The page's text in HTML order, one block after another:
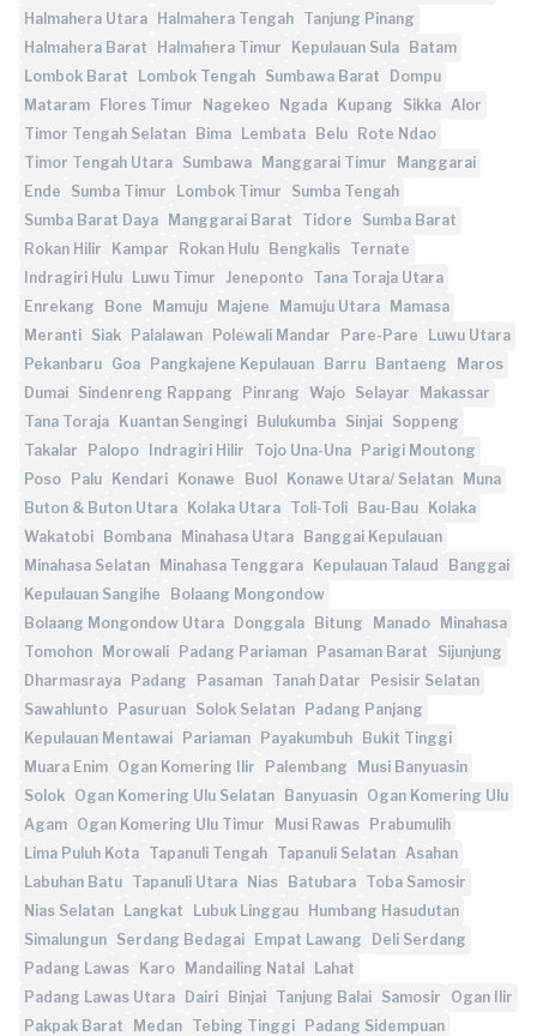
Halmahera Utara Halmahera Tengah Tanjung Pinang
Halmahera Barat
Halmahera Timur Kepulauan Sula
Batam
Lombok Barat
Lombok Tengah Sumbawa Barat
Dompu
Mataram
Flores Timur Nagekeo Ngada Kupang Sikka Alor
Timor Tengah Selatan
Bima Lembata Belu
Rote Ndao
Timor Tengah Utara Sumbawa Manggarai Timur
Manggarai
Ende
Sumba Timur Lombok Timur
Sumba Tengah
Sumba Barat Daya
Manggarai Barat Tidore
Sumba Barat
Rokan Hilir
Kampar Rokan Hulu Bengkalis Ternate
Indragiri Hulu
Luwu Timur Jeneponto Tana Toraja Utara
Enrekang
Bone Mamuju Majene Mamuju Utara
Mamasa
Meranti Siak Palalawan Polewali Mandar Pare-Pare
Luwu Utara
Pekanbaru Goa Pangkajene Kepulauan Barru Bantaeng
Maros
Dumai Sindenreng Rappang Pinrang Wajo Selayar
Makassar
Tana Toraja
Kuantan Sengingi Bulukumba Sinjai Soppeng
Takalar
Palopo Indragiri Hilir Tojo Una-Una
Parigi Moutong
Poso
Palu Kendari Konawe Buol Konawe Utara/ Selatan
Muna
Buton & Buton Utara
Kolaka Utara Toli-Toli Bau-Bau
Kolaka
Wakatobi
Bombana Minahasa Utara
Banggai Kepulauan
Minahasa Selatan
Minahasa Tenggara Kepulauan Talaud
Banggai
Kepulauan Sangihe
Bolaang Mongondow
Bolaang Mongondow Utara
Donggala Bitung Manado
Minahasa
Tomohon
Morowali Padang Pariaman Pasaman Barat
Sijunjung
Dharmasraya
Padang Pasaman Tanah Datar
Pesisir Selatan
Sawahlunto
Pasuruan Solok Selatan
Padang Panjang
Kepulauan Mentawai
Pariaman Payakumbuh
Bukit Tinggi
Muara Enim Ogan Komering Ilir Palembang
Musi Banyuasin
Solok Ogan Komering Ulu Selatan Banyuasin Ogan Komering Ulu
Agam Ogan Komering Ulu Timur Musi Rawas
Prabumulih
Lima Puluh Kota Tapanuli Tengah Tapanuli Selatan Asahan
Labuhan Batu Tapanuli Utara Nias Batubara Toba Samosir
Nias Selatan
Langkat Lubuk Linggau
Humbang Hasudutan
Simalungun Serdang Bedagai Empat Lawang
Deli Serdang
Padang Lawas
Karo Mandailing Natal
Lahat
Padang Lawas Utara
Dairi Binjai Tanjung Balai Samosir
Ogan Ilir
Pakpak Barat
Medan Tebing Tinggi
Padang Sidempuan